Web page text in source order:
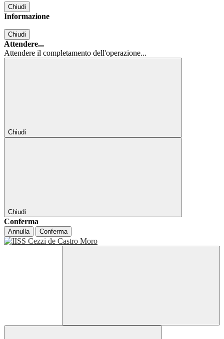
Chiudi
Informazione
Chiudi
Attendere...
Attendere il completamento dell'operazione...
Chiudi
Chiudi
Conferma
Annulla Conferma